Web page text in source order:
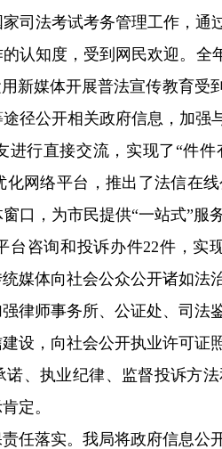
司法考试考务管理工作，通
认知度，受到网民欢迎。全
新媒体开展普法宣传教育受
径公开相关政府信息， 加强
进行直接交流，实现了“件
化网络平台，推出了法信在
口，为市民提供“一站式”服
台咨询和投诉办件22件，实
媒体向社会公众公开诸如
律师事务所、公证处、司法
设，向社会公开执业许可证
、执业纪律、监督投诉方
定。
落实。我局将政府信息公